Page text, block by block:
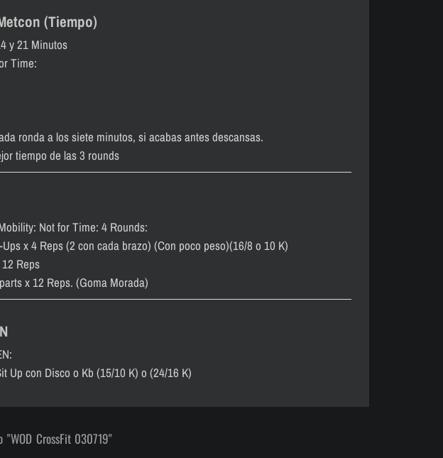
(Tiempo)
y 21 Minutos
Time:
ronda a los siete minutos, si acabas antes descansas.
tiempo de las 3 rounds
Not for Time: 4 Rounds:
x 4 Reps (2 con cada brazo) (Con poco peso)(16/8 o 10 K)
Reps
x 12 Reps. (Goma Morada)
Up con Disco o Kb (15/10 K) o (24/16 K)
"WOD CrossFit 030719"